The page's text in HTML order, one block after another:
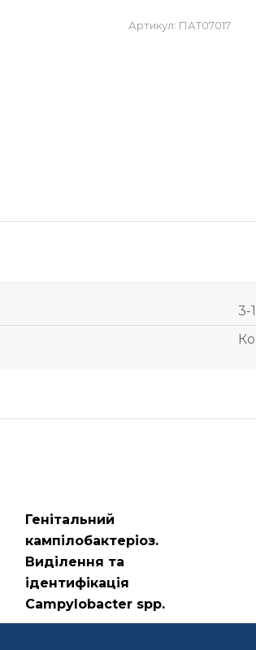
Артикул: ПАТ07017
3-
Генітальний
кампілобактеріоз.
Виділення та
ідентифікація
Сampylobacter spp.